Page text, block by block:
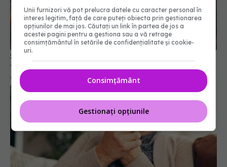
Semnul banal al cancerului pulmonar. Când
trebuie să mergi la medic
01 aug 2026, 14:48
Unii furnizori vă pot prelucra datele cu caracter personal în
interes legitim, față de care puteți obiecta prin gestionarea
opțiunilor de mai jos. Căutați un link în partea de jos a
acestei pagini pentru a gestiona sau a vă retrage
consimțământul în setările de confidențialitate și cookie-
uri.
Consimțământ
Gestionați opțiunile